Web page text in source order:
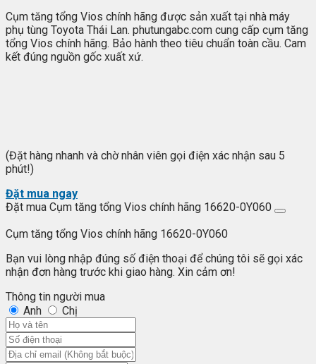
Cụm tăng tổng Vios chính hãng được sản xuất tại nhà máy
phụ tùng Toyota Thái Lan. phutungabc.com cung cấp cụm tăng
tổng Vios chính hãng. Bảo hành theo tiêu chuẩn toàn cầu. Cam
kết đúng nguồn gốc xuất xứ.
(Đặt hàng nhanh và chờ nhân viên gọi điện xác nhận sau 5
phút!)
Đặt mua ngay
Đặt mua Cụm tăng tổng Vios chính hãng 16620-0Y060
Cụm tăng tổng Vios chính hãng 16620-0Y060
Bạn vui lòng nhập đúng số điện thoại để chúng tôi sẽ gọi xác
nhận đơn hàng trước khi giao hàng. Xin cảm ơn!
Thông tin người mua
Anh
Chị